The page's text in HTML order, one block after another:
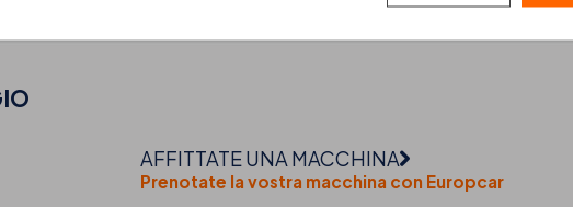
AFFITTATE UNA MACCHINA
Prenotate la vostra macchina con Europcar